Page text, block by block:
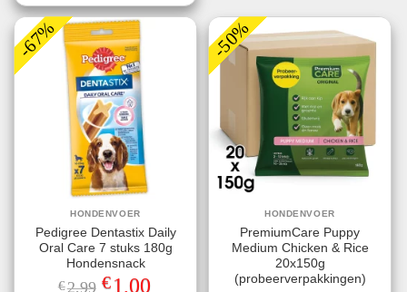
-67%
HONDENVOER
Pedigree Dentastix Daily
Oral Care 7 stuks 180g
Hondensnack
€2,99 Oorspronkelijke
€1,00
-50%
HONDENVOER
PremiumCare Puppy
Medium Chicken & Rice
20x150g
(probeerverpakkingen)